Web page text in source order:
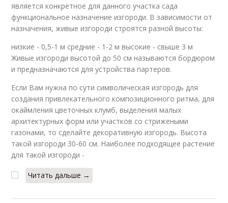
является конкретное для данного участка сада
функциональное назначение изгороди. В зависимости от
назначения, живые изгороди строятся разной высоты:
низкие - 0,5-1 м средние - 1-2 м высокие - свыше 3 м
Живые изгороди высотой до 50 см называются бордюром
и предназначаются для устройства партеров.
Если Вам нужна по сути символическая изгородь для
создания привлекательного композиционного ритма, для
окаймления цветочных клумб, выделения малых
архитектурных форм или участков со стрижеными
газонами, то сделайте декоративную изгородь. Высота
такой изгороди 30-60 см. Наиболее подходящее растение
для такой изгороди -
Читать дальше →